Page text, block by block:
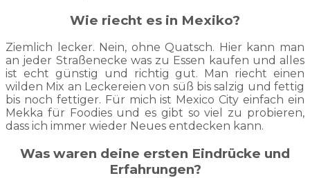
Wie riecht es in Mexiko?
Ziemlich lecker. Nein, ohne Quatsch. Hier kann man
an jeder Straßenecke was zu Essen kaufen und alles
ist echt günstig und richtig gut. Man riecht einen
wilden Mix an Leckereien von süß bis salzig und fettig
bis noch fettiger. Für mich ist Mexico City einfach ein
Mekka für Foodies und es gibt so viel zu probieren,
dass ich immer wieder Neues entdecken kann.
Was waren deine ersten Eindrücke und
Erfahrungen?